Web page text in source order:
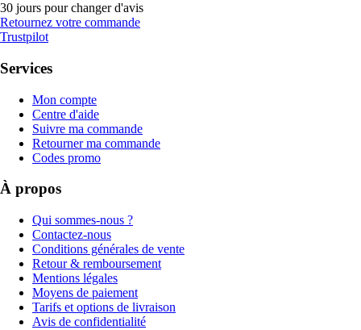
30 jours pour changer d'avis
Retournez votre commande
Trustpilot
Services
Mon compte
Centre d'aide
Suivre ma commande
Retourner ma commande
Codes promo
À propos
Qui sommes-nous ?
Contactez-nous
Conditions générales de vente
Retour & remboursement
Mentions légales
Moyens de paiement
Tarifs et options de livraison
Avis de confidentialité